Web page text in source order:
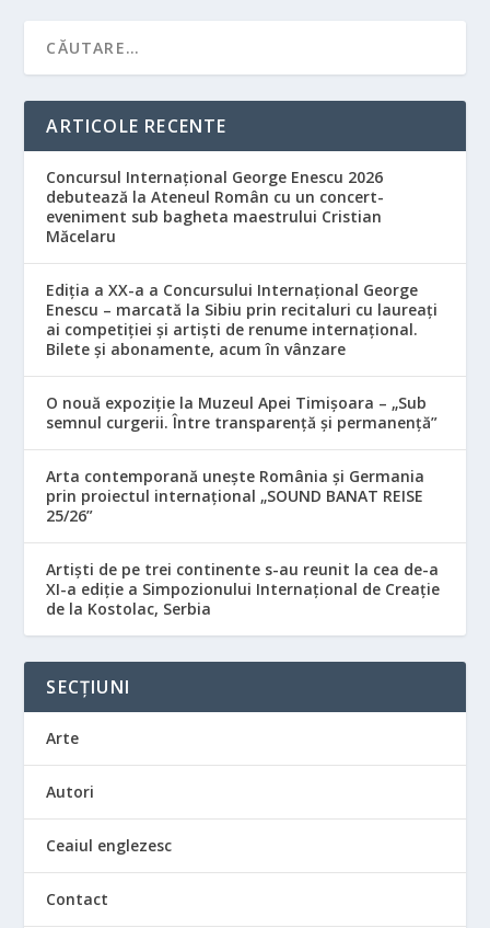
ARTICOLE RECENTE
Concursul Internațional George Enescu 2026
debutează la Ateneul Român cu un concert-
eveniment sub bagheta maestrului Cristian
Măcelaru
Ediția a XX-a a Concursului Internațional George
Enescu – marcată la Sibiu prin recitaluri cu laureați
ai competiției și artiști de renume internațional.
Bilete și abonamente, acum în vânzare
O nouă expoziție la Muzeul Apei Timișoara – „Sub
semnul curgerii. Între transparență și permanență”
Arta contemporană unește România și Germania
prin proiectul internațional „SOUND BANAT REISE
25/26”
Artiști de pe trei continente s-au reunit la cea de-a
XI-a ediție a Simpozionului Internațional de Creație
de la Kostolac, Serbia
SECȚIUNI
Arte
Autori
Ceaiul englezesc
Contact